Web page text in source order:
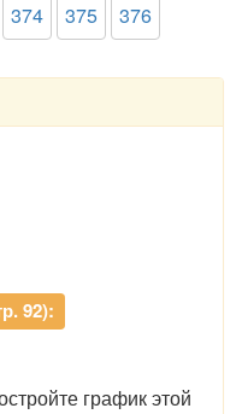
374 375 376
92):
график этой